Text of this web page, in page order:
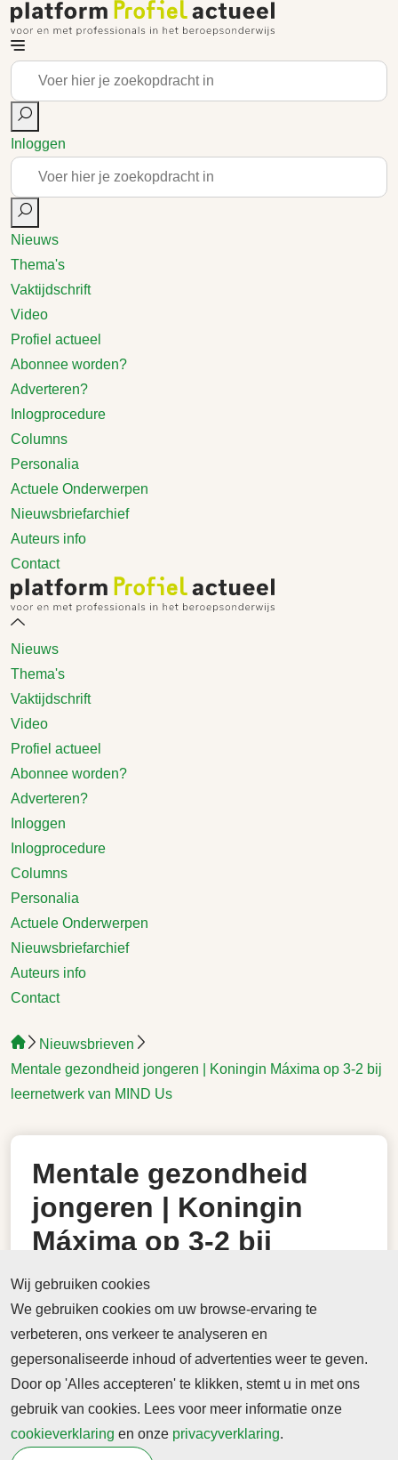
Inloggen
Nieuws
Thema's
Vaktijdschrift
Video
Profiel actueel
Abonnee worden?
Adverteren?
Inlogprocedure
Columns
Personalia
Actuele Onderwerpen
Nieuwsbriefarchief
Auteurs info
Contact
Nieuws
Thema's
Vaktijdschrift
Video
Profiel actueel
Abonnee worden?
Adverteren?
Inloggen
Inlogprocedure
Columns
Personalia
Actuele Onderwerpen
Nieuwsbriefarchief
Auteurs info
Contact
Nieuwsbrieven
Mentale gezondheid jongeren | Koningin Máxima op 3-2 bij
leernetwerk van MIND Us
Mentale gezondheid
jongeren | Koningin
Máxima op 3-2 bij
leernetwerk van MIND
Us
Mentale gezondheid jongeren | Koningin Máxima op
27 januari 2026
Mentale gezondheid jongeren | Koningin Máxima op
Wij gebruiken cookies
We gebruiken cookies om uw browse-ervaring te
verbeteren, ons verkeer te analyseren en
gepersonaliseerde inhoud of advertenties weer te geven.
Door op 'Alles accepteren' te klikken, stemt u in met ons
gebruik van cookies. Lees voor meer informatie onze
cookieverklaring en onze privacyverklaring.